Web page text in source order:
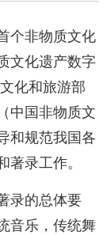
个非物质文化
文化遗产数字
化和旅游部
中国非物质文
和规范我国各
著录工作。
录的总体要
音乐，传统舞